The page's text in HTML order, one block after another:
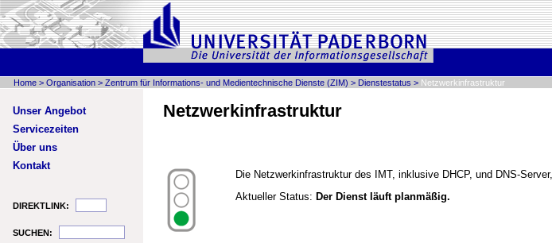
Home > Organisation > Zentrum für Informations- und Medientechnische Dienste (ZIM) > Dienstestatus > Netzwerkinfrastruktur
Unser Angebot
Servicezeiten
Über uns
Kontakt
DIREKTLINK:
SUCHEN:
Netzwerkinfrastruktur
Die Netzwerkinfrastruktur des IMT, inklusive DHCP, und DNS-
Aktueller Status: Der Dienst läuft planmäßig.